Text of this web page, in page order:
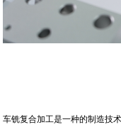
车铣复合加工是一种的制造技